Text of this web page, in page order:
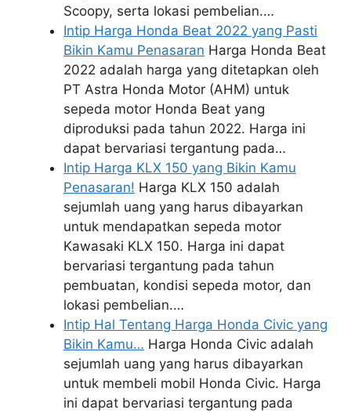
Scoopy, serta lokasi pembelian.…
Intip Harga Honda Beat 2022 yang Pasti
Bikin Kamu Penasaran Harga Honda Beat
2022 adalah harga yang ditetapkan oleh
PT Astra Honda Motor (AHM) untuk
sepeda motor Honda Beat yang
diproduksi pada tahun 2022. Harga ini
dapat bervariasi tergantung pada…
Intip Harga KLX 150 yang Bikin Kamu
Penasaran! Harga KLX 150 adalah
sejumlah uang yang harus dibayarkan
untuk mendapatkan sepeda motor
Kawasaki KLX 150. Harga ini dapat
bervariasi tergantung pada tahun
pembuatan, kondisi sepeda motor, dan
lokasi pembelian.…
Intip Hal Tentang Harga Honda Civic yang
Bikin Kamu… Harga Honda Civic adalah
sejumlah uang yang harus dibayarkan
untuk membeli mobil Honda Civic. Harga
ini dapat bervariasi tergantung pada